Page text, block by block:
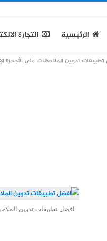
الرئيسية التجارة
تدوين الملاحظات على الأجهزة
افضل تطبيقات تدوين